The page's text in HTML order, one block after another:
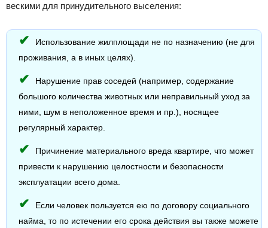
вескими для принудительного выселения:
Использование жилплощади не по назначению (не для
проживания, а в иных целях).
Нарушение прав соседей (например, содержание
большого количества животных или неправильный уход за
ними, шум в неположенное время и пр.), носящее
регулярный характер.
Причинение материального вреда квартире, что может
привести к нарушению целостности и безопасности
эксплуатации всего дома.
Если человек пользуется ею по договору социального
найма, то по истечении его срока действия вы также можете